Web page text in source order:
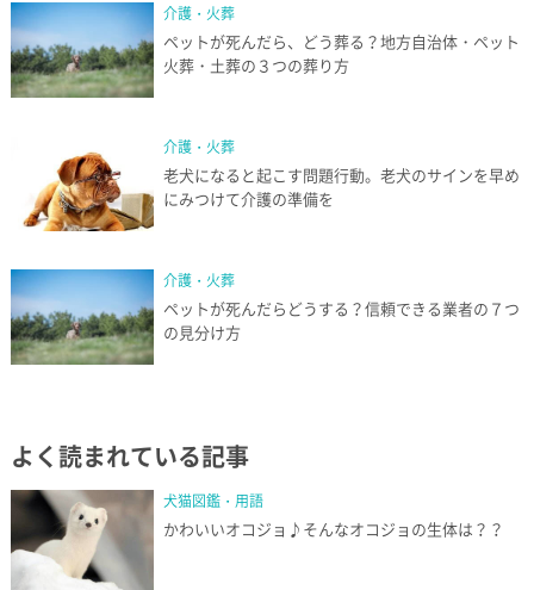
介護・火葬
ペットが死んだら、どう葬る？地方自治体・ペット
火葬・土葬の３つの葬り方
介護・火葬
老犬になると起こす問題行動。老犬のサインを早め
にみつけて介護の準備を
介護・火葬
ペットが死んだらどうする？信頼できる業者の７つ
の見分け方
よく読まれている記事
犬猫図鑑・用語
かわいいオコジョ♪そんなオコジョの生体は？？